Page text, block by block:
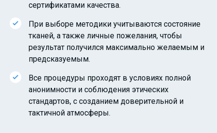
сертификатами качества.
При выборе методики учитываются состояние
тканей, а также личные пожелания, чтобы
результат получился максимально желаемым и
предсказуемым.
Все процедуры проходят в условиях полной
анонимности и соблюдения этических
стандартов, с созданием доверительной и
тактичной атмосферы.